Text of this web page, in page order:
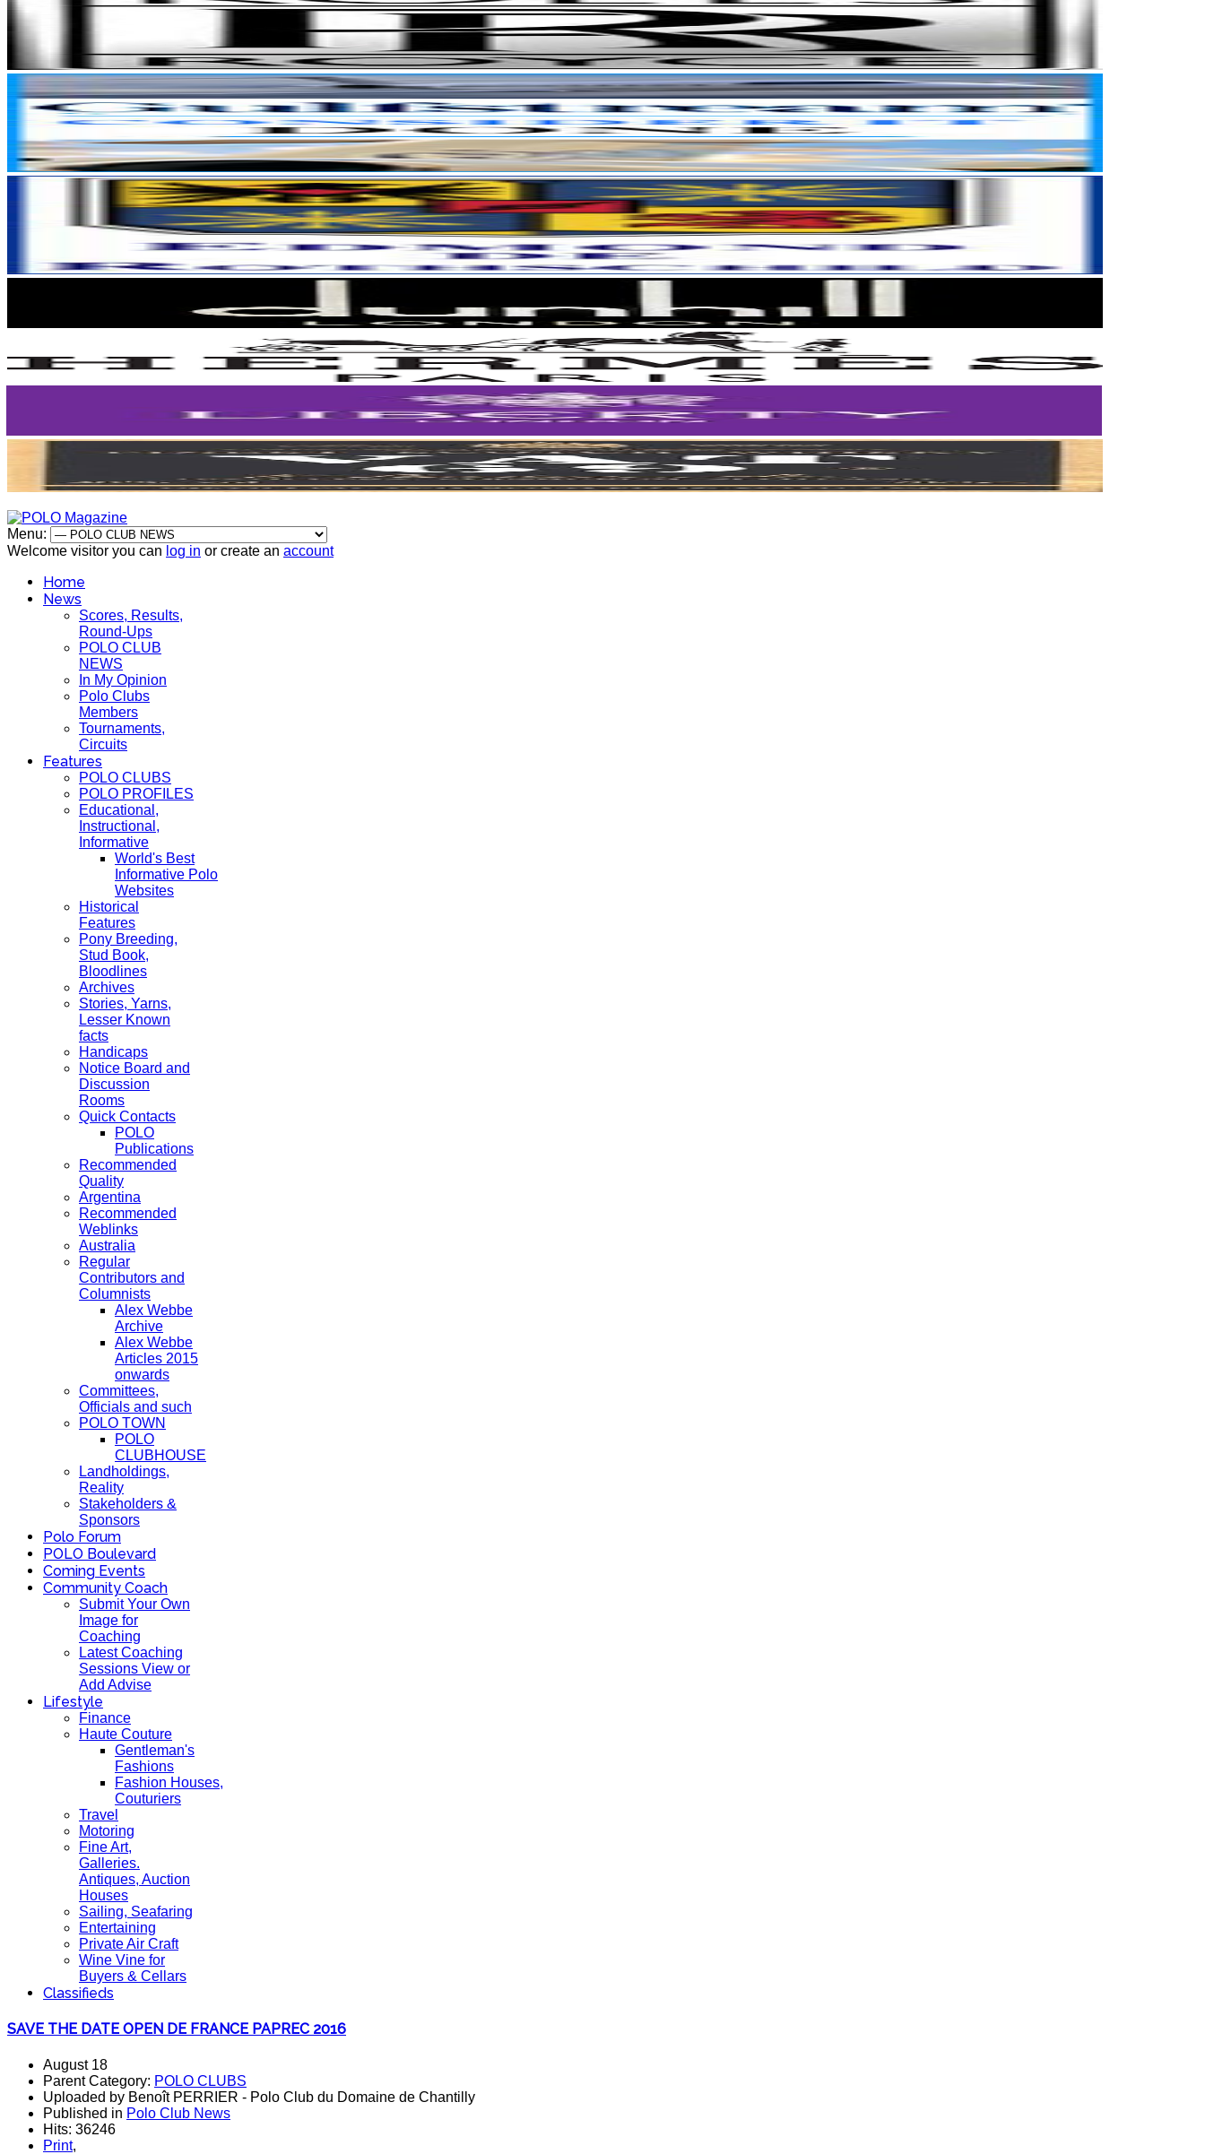
Menu:
Welcome visitor you can log in or create an account
Home
News
Scores, Results,
Round-Ups
POLO CLUB
NEWS
In My Opinion
Polo Clubs
Members
Tournaments,
Circuits
Features
POLO CLUBS
POLO PROFILES
Educational,
Instructional,
Informative
World's Best
Informative Polo
Websites
Historical
Features
Pony Breeding,
Stud Book,
Bloodlines
Archives
Stories, Yarns,
Lesser Known
facts
Handicaps
Notice Board and
Discussion
Rooms
Quick Contacts
POLO
Publications
Recommended
Quality
Argentina
Recommended
Weblinks
Australia
Regular
Contributors and
Columnists
Alex Webbe
Archive
Alex Webbe
Articles 2015
onwards
Committees,
Officials and such
POLO TOWN
POLO
CLUBHOUSE
Landholdings,
Reality
Stakeholders &
Sponsors
Polo Forum
POLO Boulevard
Coming Events
Community Coach
Submit Your Own
Image for
Coaching
Latest Coaching
Sessions View or
Add Advise
Lifestyle
Finance
Haute Couture
Gentleman's
Fashions
Fashion Houses,
Couturiers
Travel
Motoring
Fine Art,
Galleries.
Antiques, Auction
Houses
Sailing, Seafaring
Entertaining
Private Air Craft
Wine Vine for
Buyers & Cellars
Classifieds
SAVE THE DATE OPEN DE FRANCE PAPREC 2016
August 18
Parent Category: POLO CLUBS
Uploaded by Benoît PERRIER - Polo Club du Domaine de Chantilly
Published in Polo Club News
Hits: 36246
Print,